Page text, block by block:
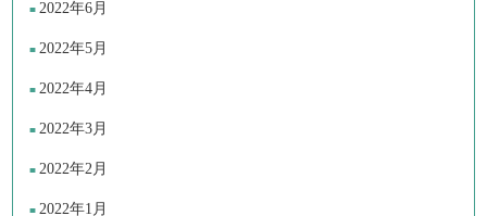
2022年6月
2022年5月
2022年4月
2022年3月
2022年2月
2022年1月